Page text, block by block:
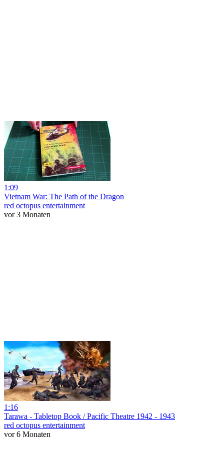
1:09
Vietnam War: The Path of the Dragon
red octopus entertainment
vor 3 Monaten
1:16
Tarawa - Tabletop Book / Pacific Theatre 1942 - 1943
red octopus entertainment
vor 6 Monaten